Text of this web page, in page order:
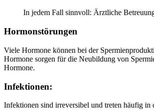
In jedem Fall sinnvoll: Ärztliche
Hormonstörungen
Viele Hormone können bei der
Hormone sorgen für die Neubildung von
Hormone.
Infektionen:
Infektionen sind irreversibel und treten häufig